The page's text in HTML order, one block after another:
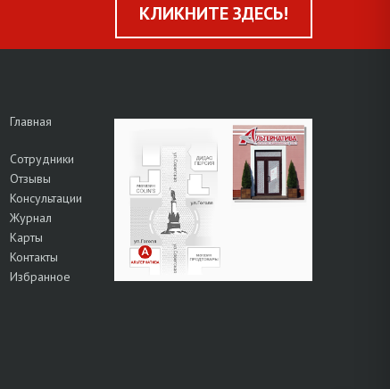
КЛИКНИТЕ ЗДЕСЬ!
Главная
Сотрудники
Отзывы
Консультации
Журнал
Карты
Контакты
Избранное